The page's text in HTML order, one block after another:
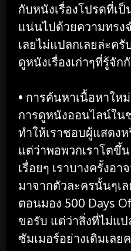
กับหนังเรื่องโปรดที่เ
แน่นไปด้วยความทรง
เลยไม่แปลกเลยล่ะค
ดูหนังเรื่องเก่าๆที่รู้จั
• การค้นหาเนื้อหาให
การดูหนังออนไลน์ใน
ทำให้เราชอบผู้แสดง
แต่ว่าพอพวกเราโตขึ้
เรื่อยๆ เราบางครั้งอ
มาจากตัวละครนั้นๆเ
ตอนมอง 500 Days
ขอรับ แต่ว่าสิ่งที่ไม่แป
ซัมเมอร์อย่างเดิมเลย